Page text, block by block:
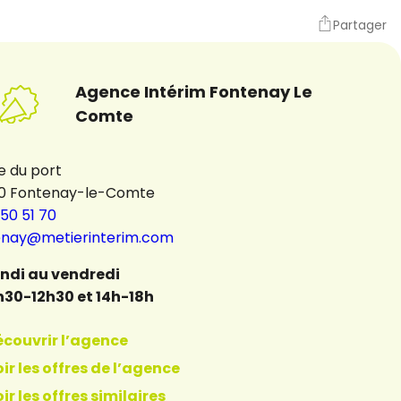
Partager
Agence Intérim Fontenay Le
Comte
du port
Fontenay-le-Comte
51 70
au vendredi
12h30 et 14h-18h
l’agence
les offres de l’agence
les offres similaires